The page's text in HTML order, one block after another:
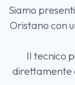
Siamo
Oristano con
Il tecnico
direttamente